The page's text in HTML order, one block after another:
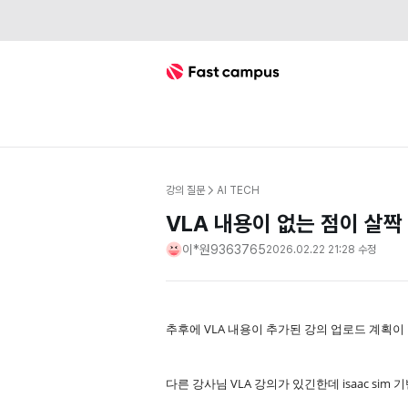
Fast Campus
강의 질문 AI TECH
VLA 내용이 없는 점이 살짝
이*원93637652026.02.22 21:28 수정
추후에 VLA 내용이 추가된 강의 업로드 계획
다른 강사님 VLA 강의가 있긴한데 isaac sim